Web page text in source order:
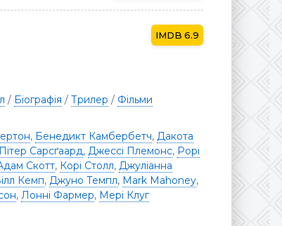
6.9
/ Біографія / Трилер / Фільми
, Бенедикт Камбербетч, Дакота
Пітер Сарсґаард, Джессі Племонс, Рорі
Скотт, Корі Столл, Джуліанна
Кемп, Джуно Темпл, Mark Mahoney,
, Лонні Фармер, Мері Клуг